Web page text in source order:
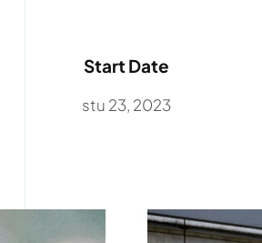
Start Date
stu 23, 2023